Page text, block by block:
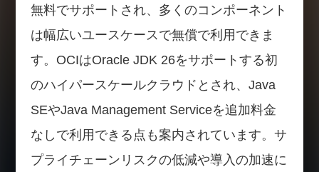
無料でサポートされ、多くのコンポーネント
は幅広いユースケースで無償で利用できま
す。OCIはOracle JDK 26をサポートする初
のハイパースケールクラウドとされ、Java
SEやJava Management Serviceを追加料金
なしで利用できる点も案内されています。サ
プライチェーンリスクの低減や導入の加速に